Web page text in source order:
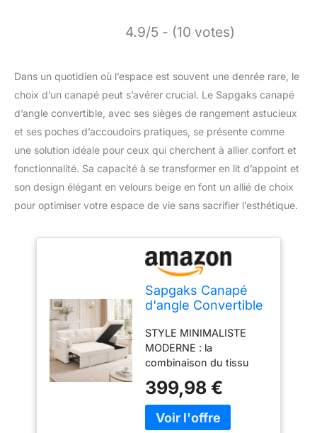
4.9/5 - (10 votes)
Dans un quotidien où l’espace est souvent une denrée rare, le
choix d’un canapé peut s’avérer crucial. Le Sapgaks canapé
d’angle convertible, avec ses sièges de rangement astucieux
et ses poches d’accoudoirs pratiques, se présente comme
une solution idéale pour ceux qui cherchent à allier confort et
fonctionnalité. Sa capacité à se transformer en lit d’appoint et
son design élégant en velours beige en font un allié de choix
pour optimiser votre espace de vie sans sacrifier l’esthétique.
Sapgaks Canapé
d'angle Convertible
Rangement et
Poches
accoudoirs,Canapé
Convertible avec
Forme des
Rayures,canapé 3
Places,Velours
STYLE MINIMALISTE
MODERNE : la
combinaison du tissu
minimaliste s'adapte à
une grande variété de
styles d'intérieur et
399,98 €